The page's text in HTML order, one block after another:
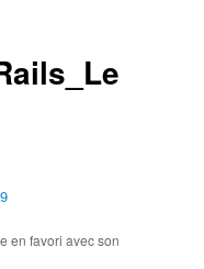
en favori avec son